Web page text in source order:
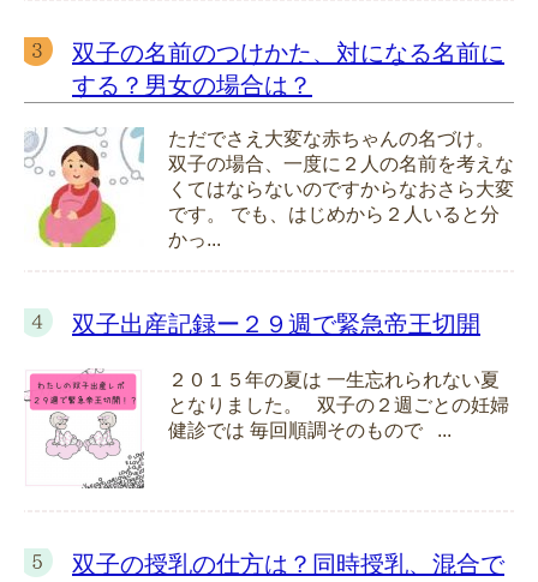
双子の名前のつけかた、対になる名前に
する？男女の場合は？
ただでさえ大変な赤ちゃんの名づけ。
双子の場合、一度に２人の名前を考えな
くてはならないのですからなおさら大変
です。 でも、はじめから２人いると分
かっ...
双子出産記録ー２９週で緊急帝王切開
２０１５年の夏は 一生忘れられない夏
となりました。 双子の２週ごとの妊婦
健診では 毎回順調そのもので ...
双子の授乳の仕方は？同時授乳、混合で